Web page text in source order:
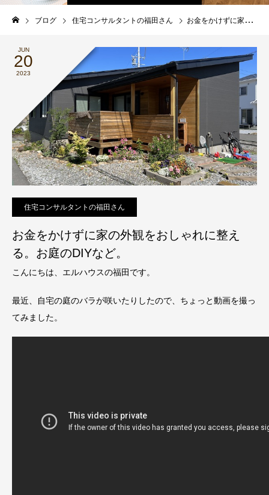
諏訪・松本の工務店
エルハウス
ブログ 住宅コンサルタントの福田さん お金をかけずに家の外観をおしゃれに整える。お庭のDIYなど。
JUN
20
2023
住宅コンサルタントの福田さん
お金をかけずに家の外観をおしゃれに整え
る。お庭のDIYなど。
こんにちは、エルハウスの福田です。
最近、自宅の庭のバラが咲いたりしたので、ちょっと動画を撮っ
てみました。